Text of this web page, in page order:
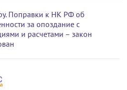
Поправки к НК РФ об
за опоздание с
и расчетами – закон